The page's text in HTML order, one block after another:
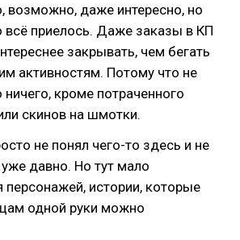
возможно, даже интересно, но
всё приелось. Даже заказы в КП
закрывать, чем бегать
активностям. Потому что не
кроме потраченного
скинов на шмотки.
не понял чего-то здесь и не
давно. Но тут мало
истории, которые
одной руки можно